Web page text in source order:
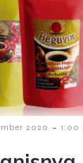
2020 - 1:00